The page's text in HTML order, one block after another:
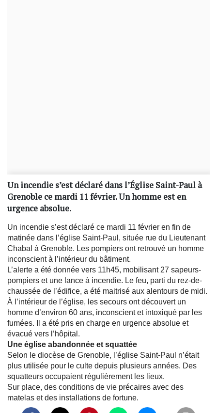
Un incendie s’est déclaré dans l’Église Saint-Paul à
Grenoble ce mardi 11 février. Un homme est en
urgence absolue.
Un incendie s’est déclaré ce mardi 11 février en fin de
matinée dans l’église Saint-Paul, située rue du Lieutenant
Chabal à Grenoble. Les pompiers ont retrouvé un homme
inconscient à l’intérieur du bâtiment.
L’alerte a été donnée vers 11h45, mobilisant 27 sapeurs-
pompiers et une lance à incendie. Le feu, parti du rez-de-
chaussée de l’édifice, a été maitrisé aux alentours de midi.
À l’intérieur de l’église, les secours ont découvert un
homme d’environ 60 ans, inconscient et intoxiqué par les
fumées. Il a été pris en charge en urgence absolue et
évacué vers l’hôpital.
Une église abandonnée et squattée
Selon le diocèse de Grenoble, l’église Saint-Paul n’était
plus utilisée pour le culte depuis plusieurs années. Des
squatteurs occupaient régulièrement les lieux.
Sur place, des conditions de vie précaires avec des
matelas et des installations de fortune.